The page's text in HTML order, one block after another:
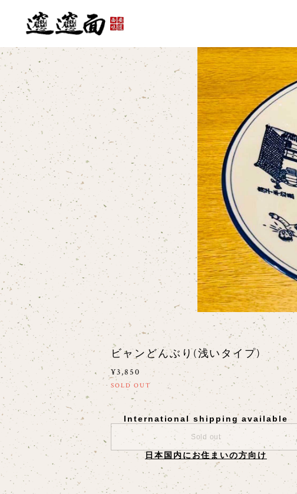
ビャンどんぶり(浅いタイプ)
¥3,850
SOLD OUT
International shipping available
Sold out
日本国内にお住まいの方向け